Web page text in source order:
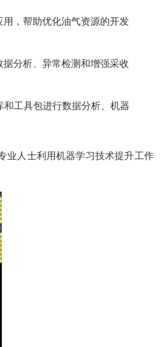
用，帮助优化油气资源的开发
分析、异常检测和增强采收
工具包进行数据分析、机器
业人士利用机器学习技术提升工作